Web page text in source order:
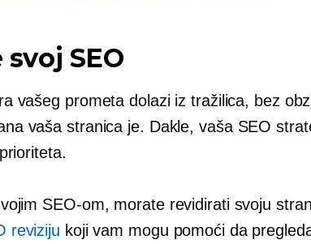
SEO
vašeg prometa dolazi iz tražilica, bez
vaša stranica je. Dakle, vaša SEO
SEO-om, morate revidirati svoju
reviziju koji vam mogu pomoći da